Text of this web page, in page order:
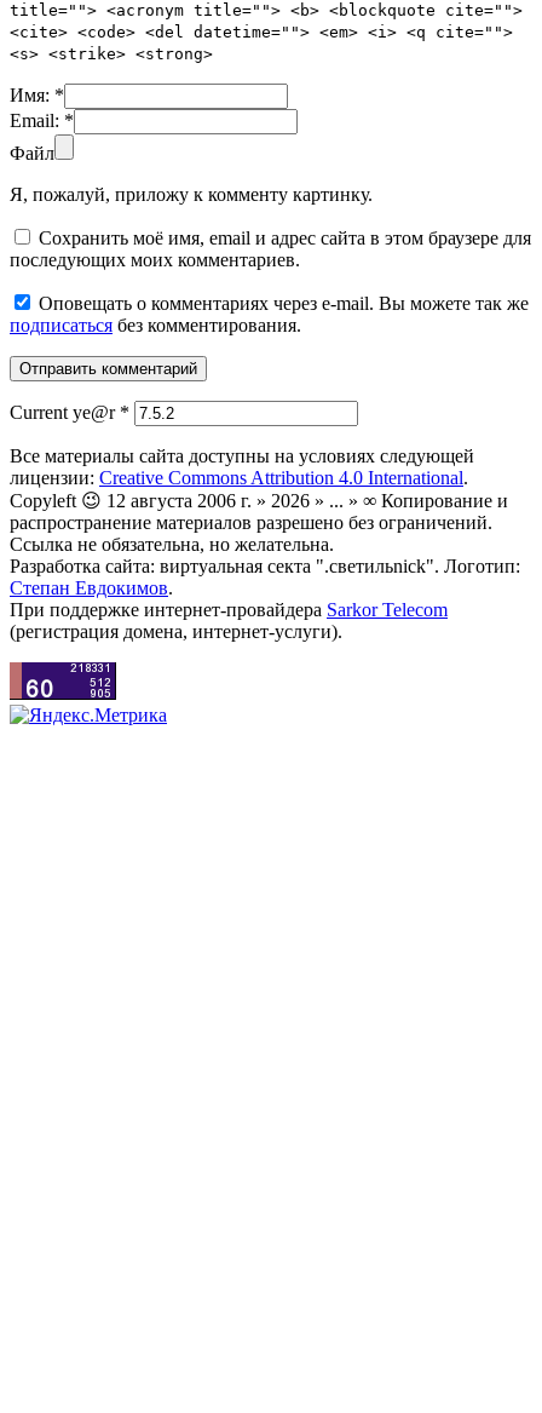
title=""> <acronym title=""> <b> <blockquote cite="">
<cite> <code> <del datetime=""> <em> <i> <q cite="">
<s> <strike> <strong>
Имя: *
Email: *
Файл
Я, пожалуй, приложу к комменту картинку.
Сохранить моё имя, email и адрес сайта в этом браузере для
последующих моих комментариев.
Оповещать о комментариях через e-mail. Вы можете так же
подписаться без комментирования.
Current ye@r *
Все материалы сайта доступны на условиях следующей
лицензии: Creative Commons Attribution 4.0 International.
Copyleft 😉 12 августа 2006 г. » 2026 » ... » ∞ Копирование и
распространение материалов разрешено без ограничений.
Ссылка не обязательна, но желательна.
Разработка сайта: виртуальная секта ".светильnick". Логотип:
Степан Евдокимов.
При поддержке интернет-провайдера Sarkor Telecom
(регистрация домена, интернет-услуги).